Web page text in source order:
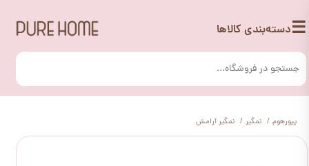
☰دسته‌بندی کالاها
پیورهوم نمگیر نمگیر آرامش